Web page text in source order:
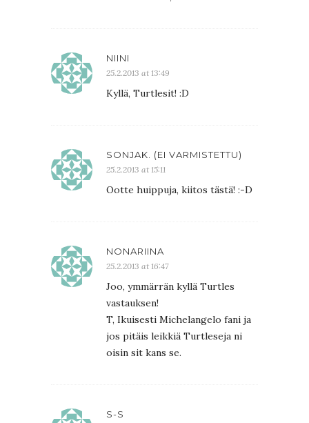
NIINI
25.2.2013 at 13:49
Kyllä, Turtlesit! :D
SONJAK. (EI VARMISTETTU)
25.2.2013 at 15:11
Ootte huippuja, kiitos tästä! :-D
NONARIINA
25.2.2013 at 16:47
Joo, ymmärrän kyllä Turtles
vastauksen!
T, Ikuisesti Michelangelo fani ja
jos pitäis leikkiä Turtleseja ni
oisin sit kans se.
S-S